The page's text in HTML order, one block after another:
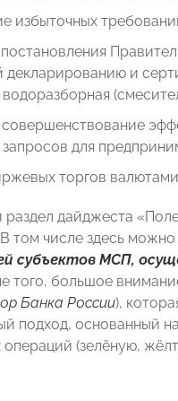
избыточных
и
водоразборная
для
торгов
раздел дайджеста
том числе здесь можно
субъектов МСП,
того, большое
Банка России),
подход, основанный
операций (зелёную,